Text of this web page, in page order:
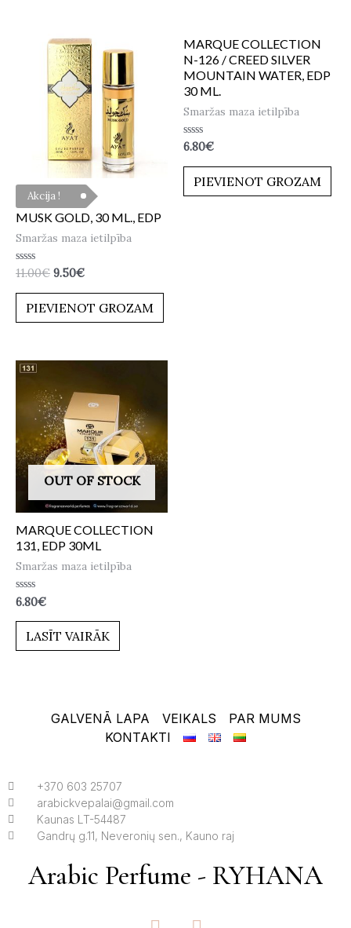
Akcija !
MUSK GOLD, 30 ML., EDP
Smaržas maza ietilpība
Novērtēts
0
11.00€ 9.50€
PIEVIENOT GROZAM
MARQUE COLLECTION
N-126 / CREED SILVER
MOUNTAIN WATER, EDP
30 ML.
Smaržas maza ietilpība
Novērtēts
0
6.80€
PIEVIENOT GROZAM
OUT OF STOCK
MARQUE COLLECTION
131, EDP 30ML
Smaržas maza ietilpība
Novērtēts
0
6.80€
LASĪT VAIRĀK
GALVENĀ LAPA VEIKALS
PAR MUMS
KONTAKTI
+370 603 25707
arabickvepalai@gmail.com
Kaunas LT-54487
Gandrų g.11, Neveronių sen., Kauno raj
Arabic Perfume - RYHANA
F I